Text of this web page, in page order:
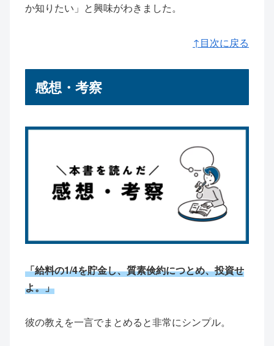
か知りたい」と興味がわきました。
↑目次に戻る
感想・考察
「給料の1/4を貯金し、質素倹約につとめ、投資せ
よ。」
彼の教えを一言でまとめると非常にシンプル。